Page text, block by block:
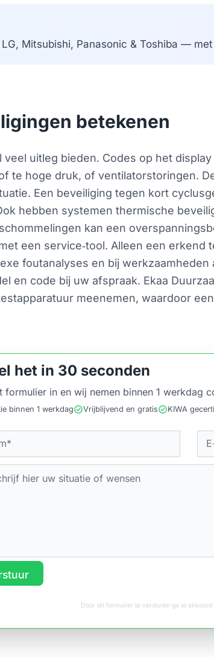
LG, Mitsubishi, Panasonic & Toshiba —
betekenen
uitleg bieden. Codes op het
te hoge druk, of ventilatorstoringen.
Een beveiliging tegen kort
hebben systemen thermische
kan een
een service‑tool. Alleen een erkend
foutanalyses en bij
en code bij uw afspraak. Ekaa
meenemen, waardoor
het in 30 seconden
formulier in en wij nemen binnen 1 werkdag
binnen 1 werkdagcheck_circleVrijblijvend en gratischeck_circleKIWA
Door dit formulier te versturen ga je akkoord